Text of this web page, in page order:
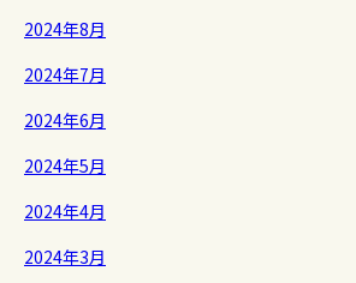
2024年8月
2024年7月
2024年6月
2024年5月
2024年4月
2024年3月